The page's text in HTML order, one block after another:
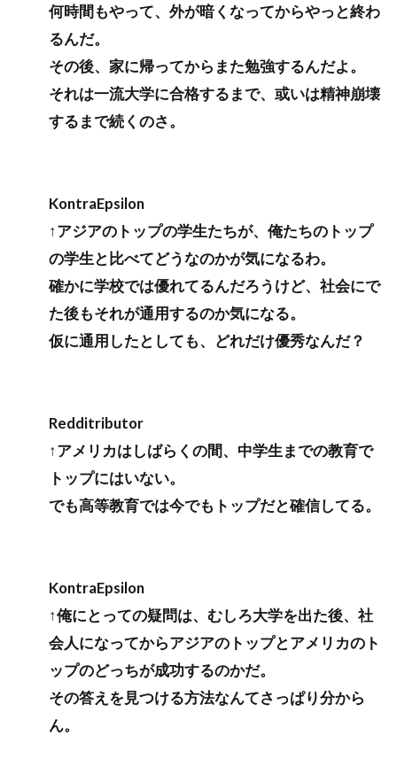
何時間もやって、外が暗くなってからやっと終わ
るんだ。
その後、家に帰ってからまた勉強するんだよ。
それは一流大学に合格するまで、或いは精神崩壊
するまで続くのさ。
KontraEpsilon
↑アジアのトップの学生たちが、俺たちのトップ
の学生と比べてどうなのかが気になるわ。
確かに学校では優れてるんだろうけど、社会にで
た後もそれが通用するのか気になる。
仮に通用したとしても、どれだけ優秀なんだ？
Redditributor
↑アメリカはしばらくの間、中学生までの教育で
トップにはいない。
でも高等教育では今でもトップだと確信してる。
KontraEpsilon
↑俺にとっての疑問は、むしろ大学を出た後、社
会人になってからアジアのトップとアメリカのト
ップのどっちが成功するのかだ。
その答えを見つける方法なんてさっぱり分から
ん。